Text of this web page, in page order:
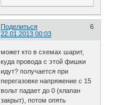
Поделиться
6
22.01.2013 00:03
может кто в схемах шарит,
куда провода с этой фишки
идут? получается при
перегазовке напряжение с 15
вольт падает до 0 (клапан
закрыт), потом опять